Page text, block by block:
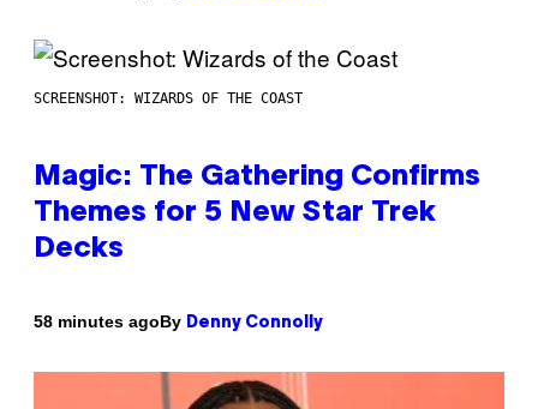
SCREENSHOT: WIZARDS OF THE COAST
Magic: The Gathering Confirms
Themes for 5 New Star Trek
Decks
58 minutes agoBy Denny Connolly